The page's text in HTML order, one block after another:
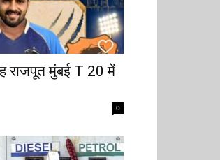
राजपूत मुंबई T 20 में
0